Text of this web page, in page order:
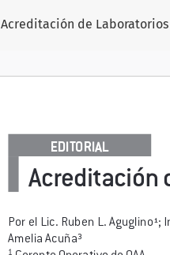
Volver a los detalles del
Acreditación de